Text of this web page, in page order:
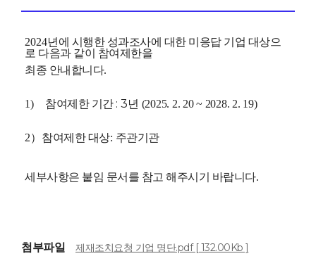
2024년에 시행한 성과조사에 대한 미응답 기업 대상으
로 다음과 같이 참여제한을
최종 안내합니다.
1) 참여제한 기간 : 3년 (2025. 2. 20 ~ 2028. 2. 19)
2） 참여제한 대상: 주관기관
세부사항은 붙임 문서를 참고 해주시기 바랍니다.
첨부파일 제재조치요청 기업 명단.pdf [ 132.00Kb ]